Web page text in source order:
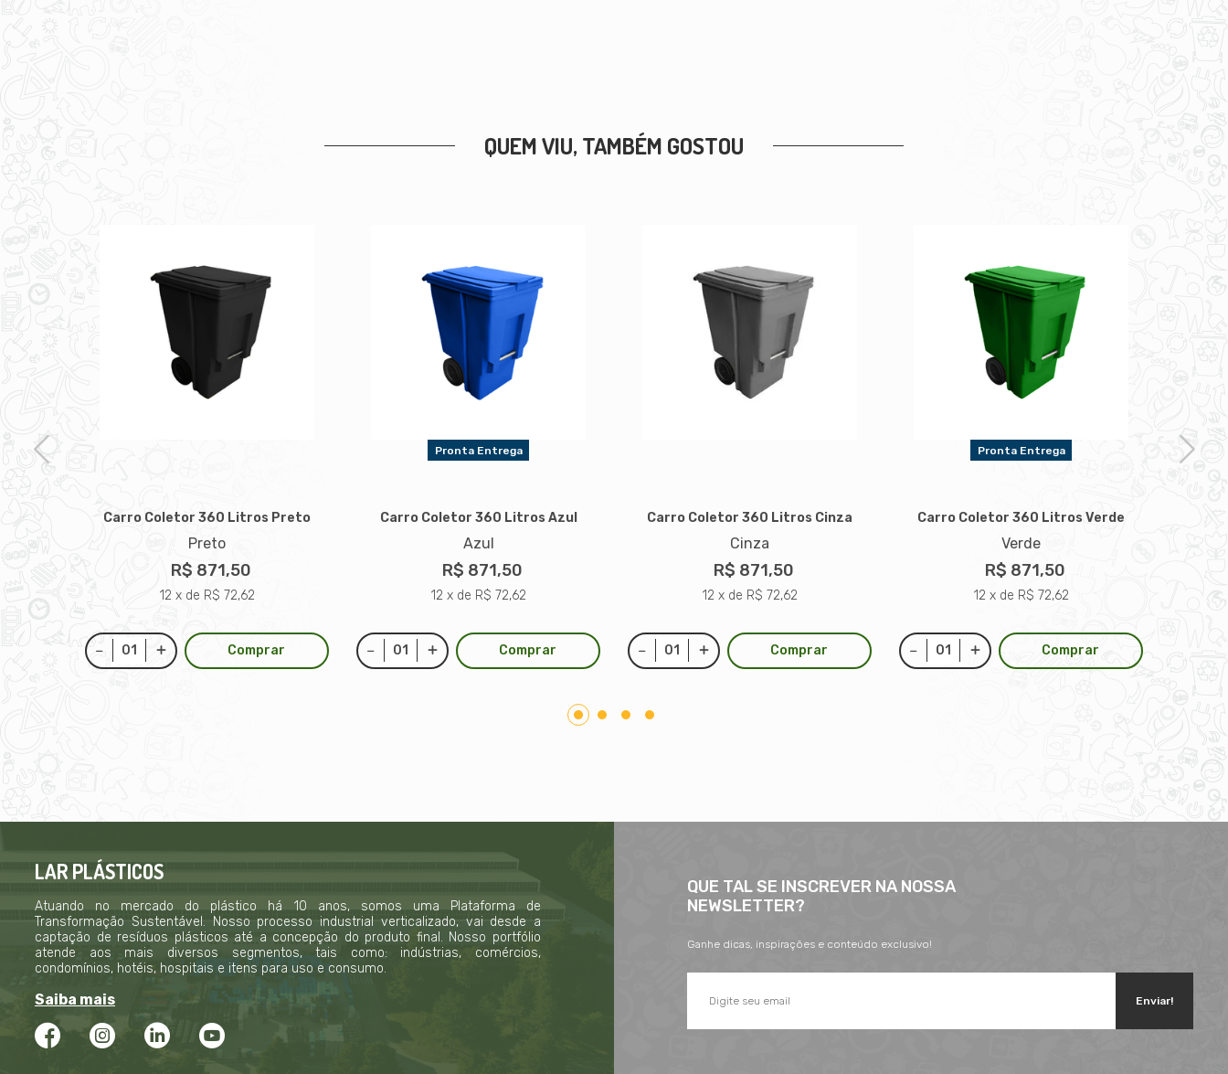
QUEM VIU, TAMBÉM GOSTOU
Carro Coletor 360 Litros Preto
Preto
R$ 871,50
12 x de R$ 72,62
Comprar
Pronta Entrega
Carro Coletor 360 Litros Azul
Azul
R$ 871,50
12 x de R$ 72,62
Comprar
Carro Coletor 360 Litros Cinza
Cinza
R$ 871,50
12 x de R$ 72,62
Comprar
Pronta Entrega
Carro Coletor 360 Litros Verde
Verde
R$ 871,50
12 x de R$ 72,62
Comprar
LAR PLÁSTICOS
Atuando no mercado do plástico há 10 anos, somos uma Plataforma de
Transformação Sustentável. Nosso processo industrial verticalizado, vai desde a
captação de resíduos plásticos até a concepção do produto final. Nosso portfólio
atende aos mais diversos segmentos, tais como: indústrias, comércios,
condomínios, hotéis, hospitais e itens para uso e consumo.
Saiba mais
QUE TAL SE INSCREVER NA NOSSA
NEWSLETTER?
Ganhe dicas, inspirações e conteúdo exclusivo!
Enviar!